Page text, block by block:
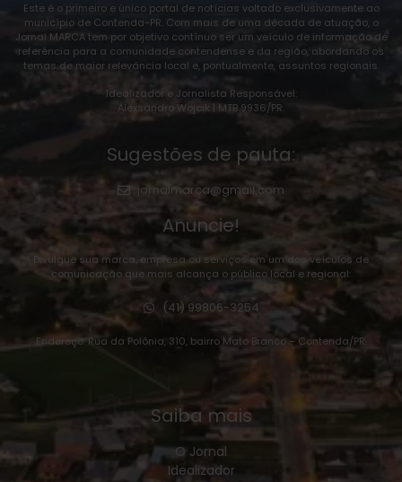
Este é o primeiro e único portal de notícias voltado exclusivamente ao
município de Contenda-PR. Com mais de uma década de atuação, o
Jornal MARCA tem por objetivo contínuo ser um veículo de informação de
referência para a comunidade contendense e da região, abordando os
temas de maior relevância local e, pontualmente, assuntos regionais.
Idealizador e Jornalista Responsável:
Alexsandro Wojcik | MTB 9936/PR.
Sugestões de pauta:
jornalmarca@gmail.com
Anuncie!
Divulgue sua marca, empresa ou serviços em um dos veículos de
comunicação que mais alcança o público local e regional:
(41) 99806-3254
Endereço: Rua da Polônia, 310, bairro Mato Branco – Contenda/PR.
Saiba mais
O Jornal
Idealizador